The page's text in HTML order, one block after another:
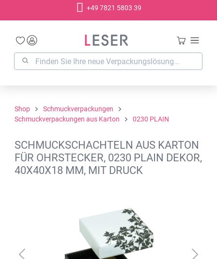
+49 7821 5803 39
Shop
Schmuckverpackungen
Schmuckverpackungen aus Karton
0230 PLAIN
SCHMUCKSCHACHTELN AUS KARTON
FÜR OHRSTECKER, 0230 PLAIN DEKOR,
40X40X18 MM, MIT DRUCK